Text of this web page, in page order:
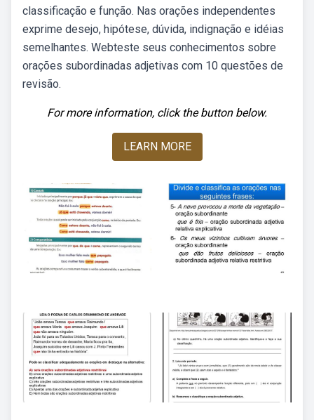
classificação e função. Nas orações independentes
exprime desejo, hipótese, dúvida, indignação e idéias
semelhantes. Webteste seus conhecimentos sobre
orações subordinadas adjetivas com 10 questões de
revisão.
For more information, click the button below.
LEARN MORE